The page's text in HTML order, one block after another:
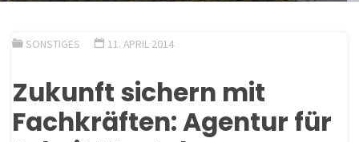
SONSTIGES 11. APRIL 2014
Zukunft sichern mit
Fachkräften: Agentur für